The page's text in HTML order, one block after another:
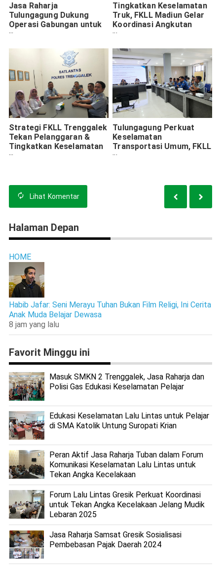
Jasa Raharja
Tulungagung Dukung
Operasi Gabungan untuk
Optimalisasi PKB dan PAD
Tingkatkan Keselamatan
Truk, FKLL Madiun Gelar
Koordinasi Angkutan
Barang
Strategi FKLL Trenggalek
Tekan Pelanggaran &
Tingkatkan Keselamatan
Jalan
Tulungagung Perkuat
Keselamatan
Transportasi Umum, FKLL
Gelar Rapat Strategis
Lihat Komentar
Halaman Depan
HOME
Habib Jafar: Seni Merayu Tuhan Bukan Film Religi, Ini Cerita
Anak Muda Belajar Dewasa
8 jam yang lalu
Favorit Minggu ini
Masuk SMKN 2 Trenggalek, Jasa Raharja dan
Polisi Gas Edukasi Keselamatan Pelajar
Edukasi Keselamatan Lalu Lintas untuk Pelajar
di SMA Katolik Untung Suropati Krian
Peran Aktif Jasa Raharja Tuban dalam Forum
Komunikasi Keselamatan Lalu Lintas untuk
Tekan Angka Kecelakaan
Forum Lalu Lintas Gresik Perkuat Koordinasi
untuk Tekan Angka Kecelakaan Jelang Mudik
Lebaran 2025
Jasa Raharja Samsat Gresik Sosialisasi
Pembebasan Pajak Daerah 2024